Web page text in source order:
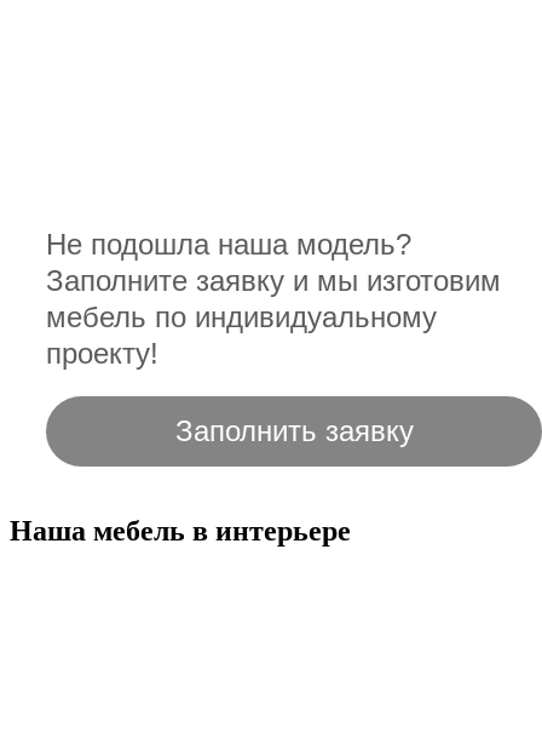
Не подошла наша модель?
Заполните заявку и мы изготовим
мебель по индивидуальному
проекту!
Заполнить заявку
Наша мебель в интерьере